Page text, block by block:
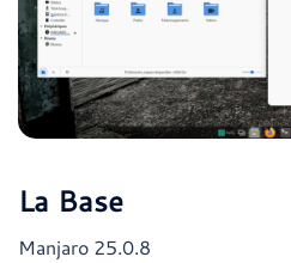
La Base
Manjaro 25.0.8